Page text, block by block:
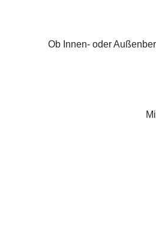
Ob Innen- oder